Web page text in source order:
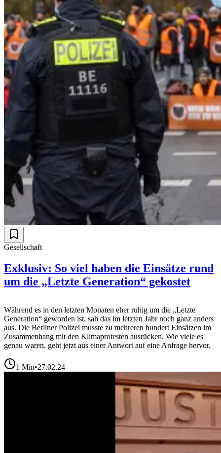
Gesellschaft
Exklusiv: So viel haben die Einsätze rund
um die „Letzte Generation“ gekostet
Während es in den letzten Monaten eher ruhig um die „Letzte
Generation“ geworden ist, sah das im letzten Jahr noch ganz anders
aus. Die Berliner Polizei musste zu mehreren hundert Einsätzen im
Zusammenhang mit den Klimaprotesten ausrücken. Wie viele es
genau waren, geht jetzt aus einer Antwort auf eine Anfrage hervor.
1 Min•27.02.24